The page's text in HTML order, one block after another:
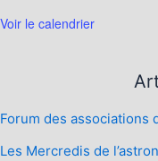
Voir le calendrier
Forum des associations
Les Mercredis de